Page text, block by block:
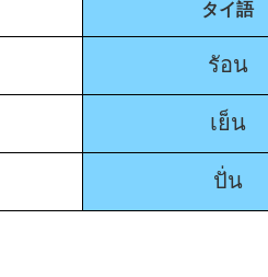
タイ語
รัอน
เย็น
ปั่น